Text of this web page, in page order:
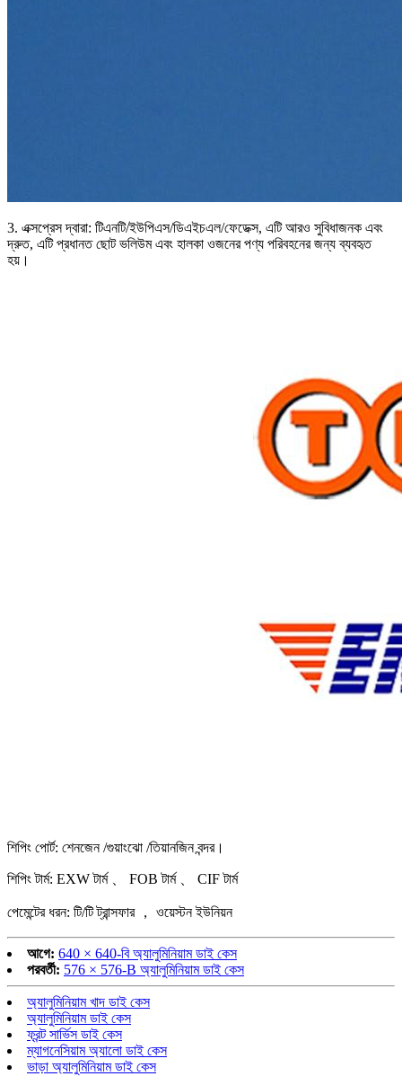
3. এক্সপ্রেস দ্বারা: টিএনটি/ইউপিএস/ডিএইচএল/ফেডেক্স, এটি আরও সুবিধাজনক এবং
দ্রুত, এটি প্রধানত ছোট ভলিউম এবং হালকা ওজনের পণ্য পরিবহনের জন্য ব্যবহৃত
হয়।
শিপিং পোর্ট: শেনজেন /গুয়াংঝো /তিয়ানজিন বন্দর।
শিপিং টার্ম: EXW টার্ম 、 FOB টার্ম 、 CIF টার্ম
পেমেন্টের ধরন: টি/টি ট্রান্সফার ， ওয়েস্টন ইউনিয়ন
আগে: 640 × 640-বি অ্যালুমিনিয়াম ডাই কেস
পরবর্তী: 576 × 576-B অ্যালুমিনিয়াম ডাই কেস
অ্যালুমিনিয়াম খাদ ডাই কেস
অ্যালুমিনিয়াম ডাই কেস
ফ্রন্ট সার্ভিস ডাই কেস
ম্যাগনেসিয়াম অ্যালো ডাই কেস
ভাড়া অ্যালুমিনিয়াম ডাই কেস